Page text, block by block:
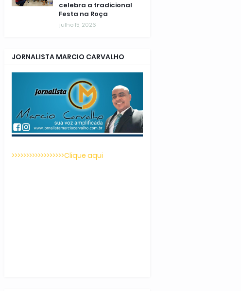
celebra a tradicional
Festa na Roça
julho 15, 2026
JORNALISTA MARCIO CARVALHO
>>>>>>>>>>>>>>>>>>Clique aqui